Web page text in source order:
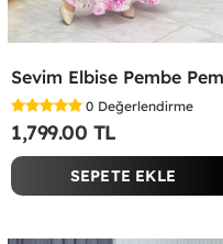
0 Değerlendirme
1,799.00 TL
SEPETE EKLE